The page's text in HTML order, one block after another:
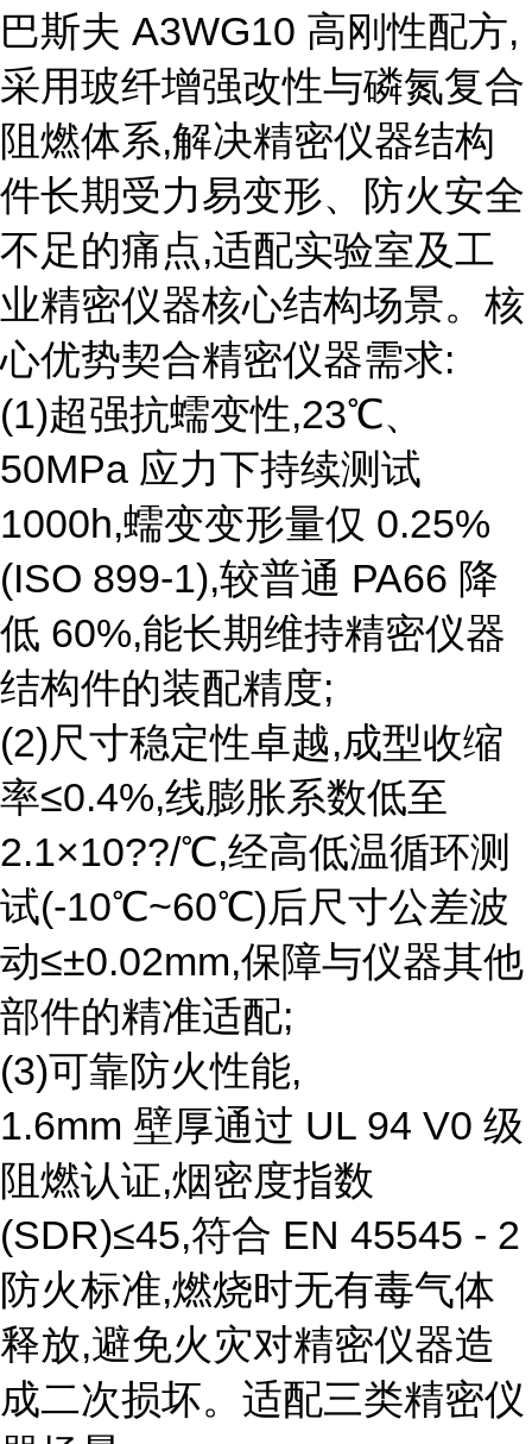
巴斯夫 A3WG10 高刚性配方,
采用玻纤增强改性与磷氮复合
阻燃体系,解决精密仪器结构
件长期受力易变形、防火安全
不足的痛点,适配实验室及工
业精密仪器核心结构场景。核
心优势契合精密仪器需求:
(1)超强抗蠕变性,23℃、
50MPa 应力下持续测试
1000h,蠕变变形量仅 0.25%
(ISO 899-1),较普通 PA66 降
低 60%,能长期维持精密仪器
结构件的装配精度;
(2)尺寸稳定性卓越,成型收缩
率≤0.4%,线膨胀系数低至
2.1×10??/℃,经高低温循环测
试(-10℃~60℃)后尺寸公差波
动≤±0.02mm,保障与仪器其他
部件的精准适配;
(3)可靠防火性能,
1.6mm 壁厚通过 UL 94 V0 级
阻燃认证,烟密度指数
(SDR)≤45,符合 EN 45545 - 2
防火标准,燃烧时无有毒气体
释放,避免火灾对精密仪器造
成二次损坏。适配三类精密仪